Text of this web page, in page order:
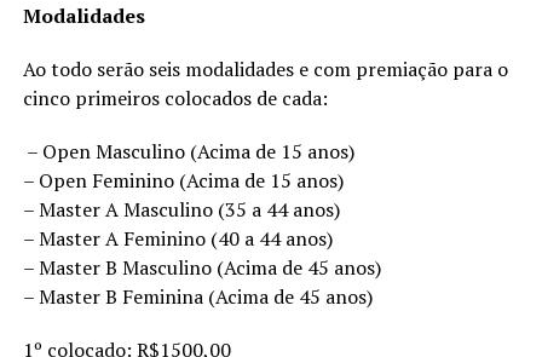
Modalidades
Ao todo serão seis modalidades e com premiação para o
cinco primeiros colocados de cada:
– Open Masculino (Acima de 15 anos)
– Open Feminino (Acima de 15 anos)
– Master A Masculino (35 a 44 anos)
– Master A Feminino (40 a 44 anos)
– Master B Masculino (Acima de 45 anos)
– Master B Feminina (Acima de 45 anos)
1º colocado: R$1500,00